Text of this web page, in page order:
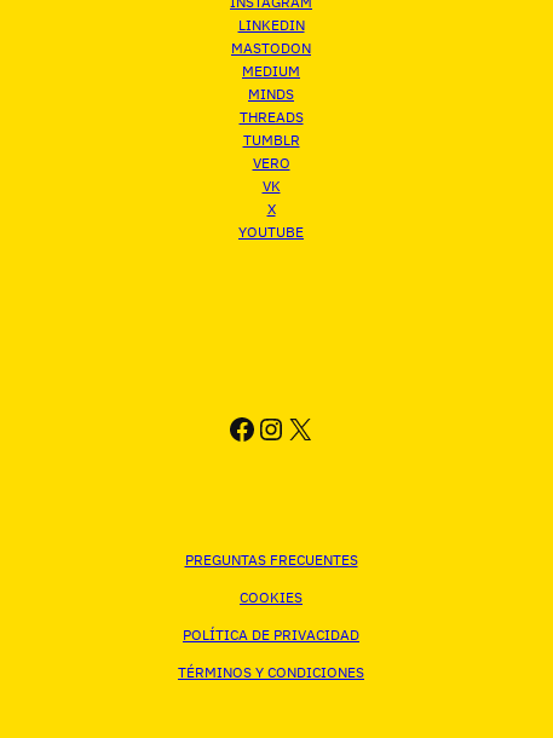
LINKEDIN
MASTODON
MEDIUM
MINDS
THREADS
TUMBLR
VERO
VK
X
YOUTUBE
FACEBOOK
INSTAGRAM
X
PREGUNTAS FRECUENTES
COOKIES
POLÍTICA DE PRIVACIDAD
TÉRMINOS Y CONDICIONES